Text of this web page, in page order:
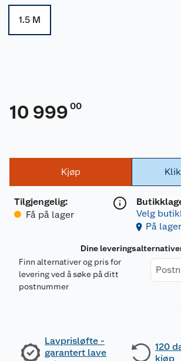
1.5 M
10 999 00
Kjøp
Tilgjengelig:
Få på lager
Velg
På
Dine
Finn alternativer og pris for
levering ved å søke på ditt
postnummer
Lavprisløfte -
garantert lave
120
kjøp